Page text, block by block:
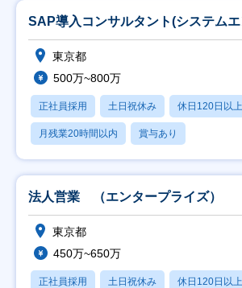
SAP導入コンサルタント(システム
東京都
500万~800万
正社員採用 土日祝休み 休日120日以上
月残業20時間以内 賞与あり
法人営業 （エンタープライズ）
東京都
450万~650万
正社員採用 土日祝休み 休日120日以上